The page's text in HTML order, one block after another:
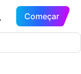
Começar